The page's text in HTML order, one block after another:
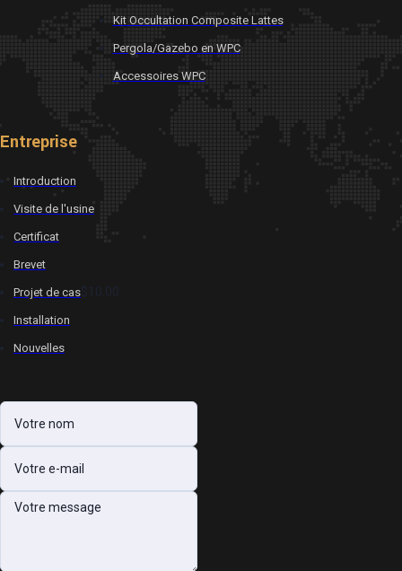
Kit Occultation Composite Lattes
Pergola/Gazebo en WPC
Accessoires WPC
Entreprise
Introduction
Visite de l'usine
Certificat
Brevet
Projet de cas$10.00
Installation
Nouvelles